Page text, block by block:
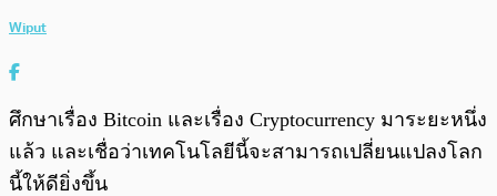
Wiput
ศึกษาเรื่อง Bitcoin และเรื่อง Cryptocurrency มาระยะหนึ่ง
แล้ว และเชื่อว่าเทคโนโลยีนี้จะสามารถเปลี่ยนแปลงโลก
นี้ให้ดียิ่งขึ้น